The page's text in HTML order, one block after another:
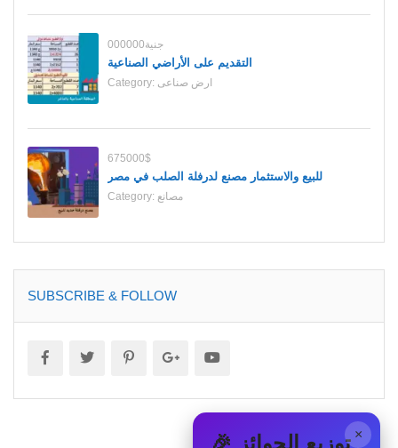
000000جنية
التقديم على الأراضي الصناعية
Category: ارض صناعى
675000$
للبيع والاستثمار مصنع لدرفلة الصلب في مصر
Category: مصانع
SUBSCRIBE & FOLLOW
× 🎉 توزيع الجوائز